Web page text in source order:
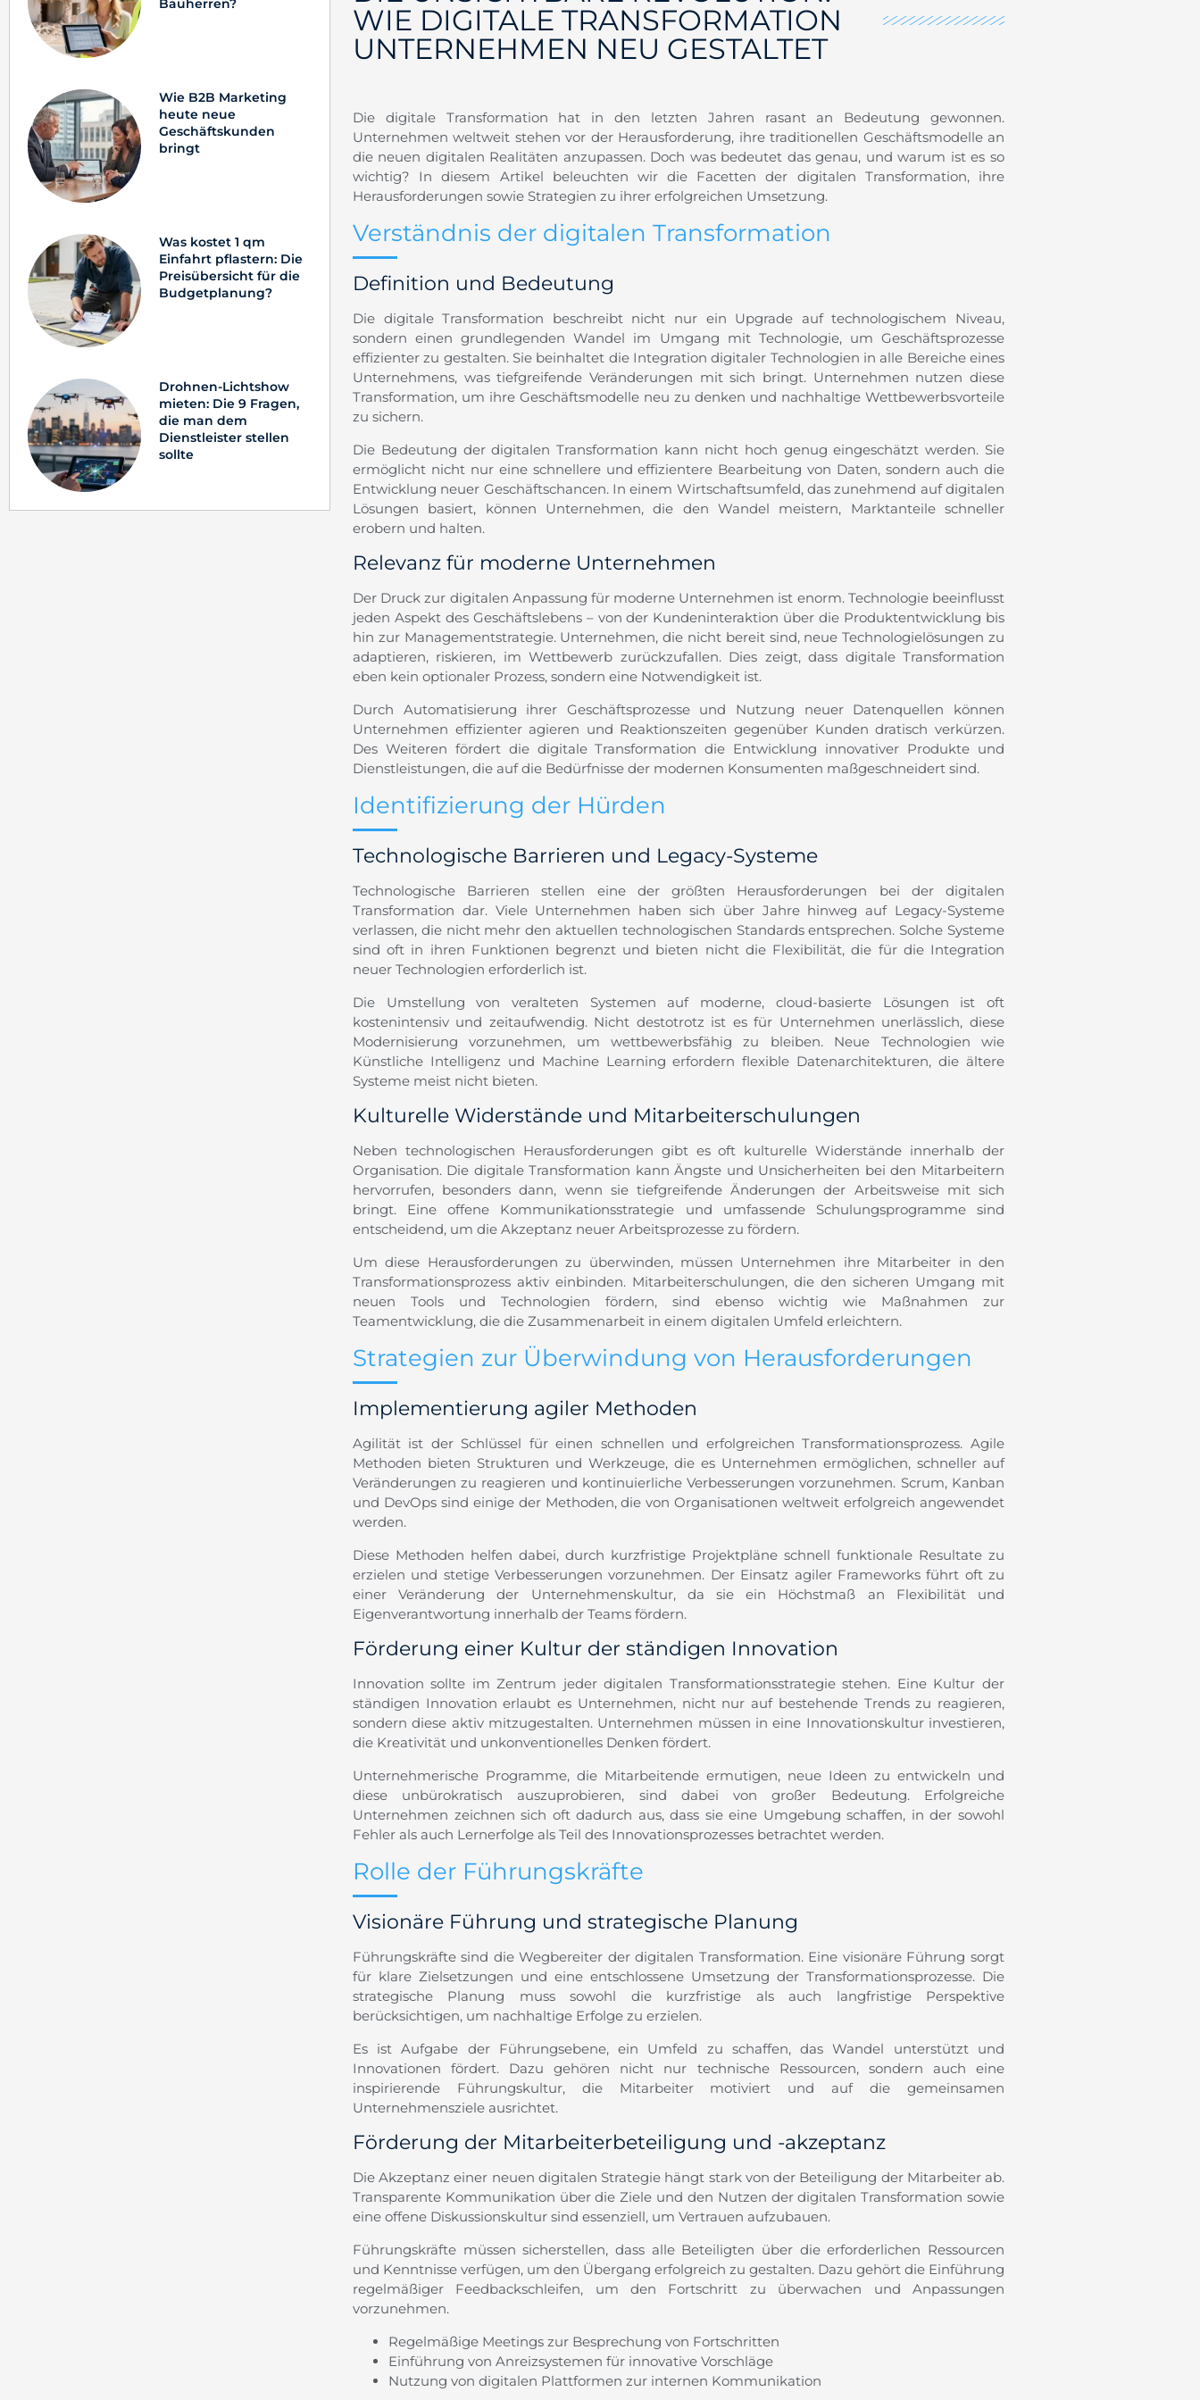
Wie B2B Marketing
heute neue
Geschäftskunden
bringt
Was kostet 1 qm
Einfahrt pflastern: Die
Preisübersicht für die
Budgetplanung?
Drohnen-Lichtshow
mieten: Die 9 Fragen,
die man dem
Dienstleister stellen
sollte
WIE DIGITALE TRANSFORMATION
UNTERNEHMEN NEU GESTALTET
Die digitale Transformation hat in den letzten Jahren rasant an Bedeutung gewonnen.
Unternehmen weltweit stehen vor der Herausforderung, ihre traditionellen Geschäftsmodelle an
die neuen digitalen Realitäten anzupassen. Doch was bedeutet das genau, und warum ist es so
wichtig? In diesem Artikel beleuchten wir die Facetten der digitalen Transformation, ihre
Herausforderungen sowie Strategien zu ihrer erfolgreichen Umsetzung.
Verständnis der digitalen Transformation
Definition und Bedeutung
Die digitale Transformation beschreibt nicht nur ein Upgrade auf technologischem Niveau,
sondern einen grundlegenden Wandel im Umgang mit Technologie, um Geschäftsprozesse
effizienter zu gestalten. Sie beinhaltet die Integration digitaler Technologien in alle Bereiche eines
Unternehmens, was tiefgreifende Veränderungen mit sich bringt. Unternehmen nutzen diese
Transformation, um ihre Geschäftsmodelle neu zu denken und nachhaltige Wettbewerbsvorteile
zu sichern.
Die Bedeutung der digitalen Transformation kann nicht hoch genug eingeschätzt werden. Sie
ermöglicht nicht nur eine schnellere und effizientere Bearbeitung von Daten, sondern auch die
Entwicklung neuer Geschäftschancen. In einem Wirtschaftsumfeld, das zunehmend auf digitalen
Lösungen basiert, können Unternehmen, die den Wandel meistern, Marktanteile schneller
erobern und halten.
Relevanz für moderne Unternehmen
Der Druck zur digitalen Anpassung für moderne Unternehmen ist enorm. Technologie beeinflusst
jeden Aspekt des Geschäftslebens – von der Kundeninteraktion über die Produktentwicklung bis
hin zur Managementstrategie. Unternehmen, die nicht bereit sind, neue Technologielösungen zu
adaptieren, riskieren, im Wettbewerb zurückzufallen. Dies zeigt, dass digitale Transformation
eben kein optionaler Prozess, sondern eine Notwendigkeit ist.
Durch Automatisierung ihrer Geschäftsprozesse und Nutzung neuer Datenquellen können
Unternehmen effizienter agieren und Reaktionszeiten gegenüber Kunden dratisch verkürzen.
Des Weiteren fördert die digitale Transformation die Entwicklung innovativer Produkte und
Dienstleistungen, die auf die Bedürfnisse der modernen Konsumenten maßgeschneidert sind.
Identifizierung der Hürden
Technologische Barrieren und Legacy-Systeme
Technologische Barrieren stellen eine der größten Herausforderungen bei der digitalen
Transformation dar. Viele Unternehmen haben sich über Jahre hinweg auf Legacy-Systeme
verlassen, die nicht mehr den aktuellen technologischen Standards entsprechen. Solche Systeme
sind oft in ihren Funktionen begrenzt und bieten nicht die Flexibilität, die für die Integration
neuer Technologien erforderlich ist.
Die Umstellung von veralteten Systemen auf moderne, cloud-basierte Lösungen ist oft
kostenintensiv und zeitaufwendig. Nicht desto­trotz ist es für Unternehmen unerlässlich, diese
Modernisierung vorzunehmen, um wettbewerbsfähig zu bleiben. Neue Technologien wie
Künstliche Intelligenz und Machine Learning erfordern flexible Datenarchitekturen, die ältere
Systeme meist nicht bieten.
Kulturelle Widerstände und Mitarbeiterschulungen
Neben technologischen Herausforderungen gibt es oft kulturelle Widerstände innerhalb der
Organisation. Die digitale Transformation kann Ängste und Unsicherheiten bei den Mitarbeitern
hervorrufen, besonders dann, wenn sie tiefgreifende Änderungen der Arbeitsweise mit sich
bringt. Eine offene Kommunikationsstrategie und umfassende Schulungs­programme sind
entscheidend, um die Akzeptanz neuer Arbeitsprozesse zu fördern.
Um diese Herausforderungen zu überwinden, müssen Unternehmen ihre Mitarbeiter in den
Transformationsprozess aktiv einbinden. Mitarbeiterschulungen, die den sicheren Umgang mit
neuen Tools und Technologien fördern, sind ebenso wichtig wie Maßnahmen zur
Teamentwicklung, die die Zusammenarbeit in einem digitalen Umfeld erleichtern.
Strategien zur Überwindung von Herausforderungen
Implementierung agiler Methoden
Agilität ist der Schlüssel für einen schnellen und erfolgreichen Transformationsprozess. Agile
Methoden bieten Strukturen und Werkzeuge, die es Unternehmen ermöglichen, schneller auf
Veränderungen zu reagieren und kontinuierliche Verbesserungen vorzunehmen. Scrum, Kanban
und DevOps sind einige der Methoden, die von Organisationen weltweit erfolgreich angewendet
werden.
Diese Methoden helfen dabei, durch kurzfristige Projektpläne schnell funktionale Resultate zu
erzielen und stetige Verbesserungen vorzunehmen. Der Einsatz agiler Frameworks führt oft zu
einer Veränderung der Unternehmens­kultur, da sie ein Höchstmaß an Flexibilität und
Eigenverantwortung innerhalb der Teams fördern.
Förderung einer Kultur der ständigen Innovation
Innovation sollte im Zentrum jeder digitalen Transformationsstrategie stehen. Eine Kultur der
ständigen Innovation erlaubt es Unternehmen, nicht nur auf bestehende Trends zu reagieren,
sondern diese aktiv mitzugestalten. Unternehmen müssen in eine Innovationskultur investieren,
die Kreativität und unkonventionelles Denken fördert.
Unternehmerische Programme, die Mitarbeitende ermutigen, neue Ideen zu entwickeln und
diese unbürokratisch auszuprobieren, sind dabei von großer Bedeutung. Erfolgreiche
Unternehmen zeichnen sich oft dadurch aus, dass sie eine Umgebung schaffen, in der sowohl
Fehler als auch Lernerfolge als Teil des Innovationsprozesses betrachtet werden.
Rolle der Führungskräfte
Visionäre Führung und strategische Planung
Führungskräfte sind die Wegbereiter der digitalen Transformation. Eine visionäre Führung sorgt
für klare Zielsetzungen und eine entschlossene Umsetzung der Transformationsprozesse. Die
strategische Planung muss sowohl die kurzfristige als auch langfristige Perspektive
berücksichtigen, um nachhaltige Erfolge zu erzielen.
Es ist Aufgabe der Führungsebene, ein Umfeld zu schaffen, das Wandel unterstützt und
Innovationen fördert. Dazu gehören nicht nur technische Ressourcen, sondern auch eine
inspirierende Führungskultur, die Mitarbeiter motiviert und auf die gemeinsamen
Unternehmensziele ausrichtet.
Förderung der Mitarbeiterbeteiligung und -akzeptanz
Die Akzeptanz einer neuen digitalen Strategie hängt stark von der Beteiligung der Mitarbeiter ab.
Transparente Kommunikation über die Ziele und den Nutzen der digitalen Transformation sowie
eine offene Diskussionskultur sind essenziell, um Vertrauen aufzubauen.
Führungskräfte müssen sicherstellen, dass alle Beteiligten über die erforderlichen Ressourcen
und Kenntnisse verfügen, um den Übergang erfolgreich zu gestalten. Dazu gehört die Einführung
regelmäßiger Feedbackschleifen, um den Fortschritt zu überwachen und Anpassungen
vorzunehmen.
Regelmäßige Meetings zur Besprechung von Fortschritten
Einführung von Anreizsystemen für innovative Vorschläge
Nutzung von digitalen Plattformen zur internen Kommunikation